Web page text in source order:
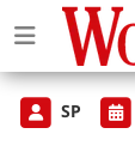
SP